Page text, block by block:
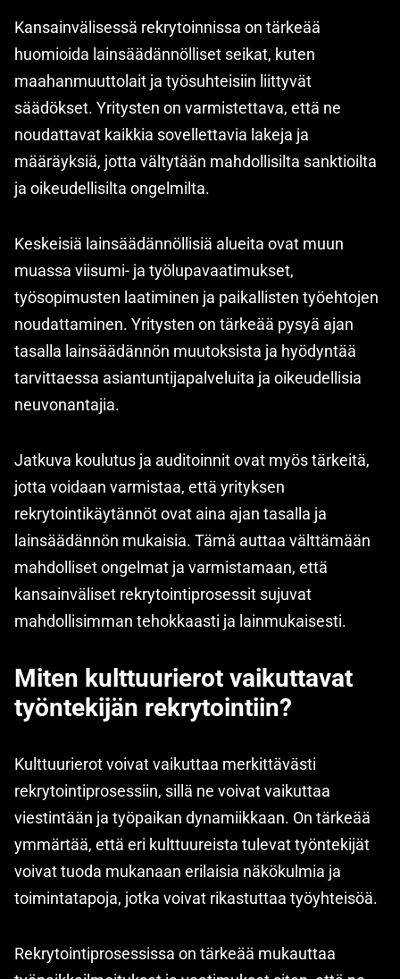
Kansainvälisessä rekrytoinnissa on tärkeää
huomioida lainsäädännölliset seikat, kuten
maahanmuuttolait ja työsuhteisiin liittyvät
säädökset. Yritysten on varmistettava, että ne
noudattavat kaikkia sovellettavia lakeja ja
määräyksiä, jotta vältytään mahdollisilta sanktioilta
ja oikeudellisilta ongelmilta.
Keskeisiä lainsäädännöllisiä alueita ovat muun
muassa viisumi- ja työlupavaatimukset,
työsopimusten laatiminen ja paikallisten työehtojen
noudattaminen. Yritysten on tärkeää pysyä ajan
tasalla lainsäädännön muutoksista ja hyödyntää
tarvittaessa asiantuntijapalveluita ja oikeudellisia
neuvonantajia.
Jatkuva koulutus ja auditoinnit ovat myös tärkeitä,
jotta voidaan varmistaa, että yrityksen
rekrytointikäytännöt ovat aina ajan tasalla ja
lainsäädännön mukaisia. Tämä auttaa välttämään
mahdolliset ongelmat ja varmistamaan, että
kansainväliset rekrytointiprosessit sujuvat
mahdollisimman tehokkaasti ja lainmukaisesti.
Miten kulttuurierot vaikuttavat
työntekijän rekrytointiin?
Kulttuurierot voivat vaikuttaa merkittävästi
rekrytointiprosessiin, sillä ne voivat vaikuttaa
viestintään ja työpaikan dynamiikkaan. On tärkeää
ymmärtää, että eri kulttuureista tulevat työntekijät
voivat tuoda mukanaan erilaisia näkökulmia ja
toimintatapoja, jotka voivat rikastuttaa työyhteisöä.
Rekrytointiprosessissa on tärkeää mukauttaa